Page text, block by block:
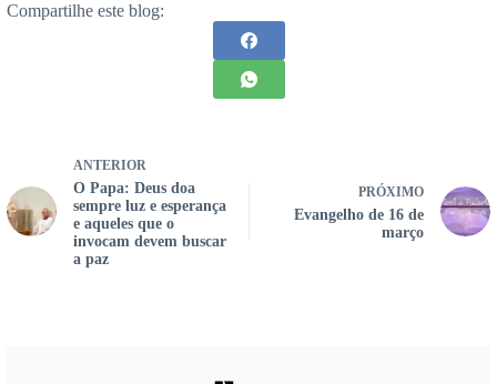
Compartilhe este blog:
ANTERIOR
O Papa: Deus doa
sempre luz e esperança
e aqueles que o
invocam devem buscar
a paz
PRÓXIMO
Evangelho de 16 de
março